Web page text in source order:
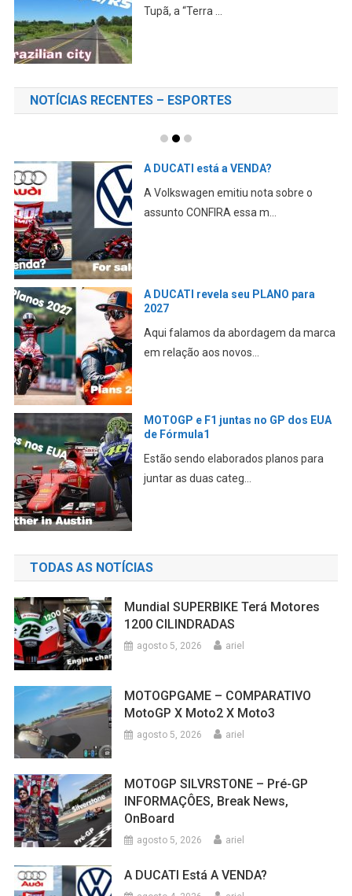
Tupã, a “Terra ...
NOTÍCIAS RECENTES – ESPORTES
A DUCATI está a VENDA?
A Volkswagen emitiu nota sobre o
assunto CONFIRA essa m...
A DUCATI revela seu PLANO para
2027
Aqui falamos da abordagem da marca
em relação aos novos...
MOTOGP e F1 juntas no GP dos EUA
de Fórmula1
Estão sendo elaborados planos para
juntar as duas categ...
TODAS AS NOTÍCIAS
Mundial SUPERBIKE Terá Motores
1200 CILINDRADAS
agosto 5, 2026 ariel
MOTOGPGAME – COMPARATIVO
MotoGP X Moto2 X Moto3
agosto 5, 2026 ariel
MOTOGP SILVRSTONE – Pré-GP
INFORMAÇÔES, Break News,
OnBoard
agosto 5, 2026 ariel
A DUCATI Está A VENDA?